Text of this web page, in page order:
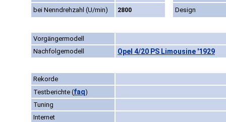
bei Nenndrehzahl (U/min)
2800 Design
Vorgängermodell
Nachfolgemodell
Opel 4/20 PS Limousine '1929
Rekorde
Testberichte (faq)
Tuning
Internet